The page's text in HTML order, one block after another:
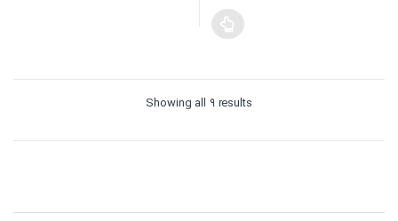
Showing all 9 results
Sorted